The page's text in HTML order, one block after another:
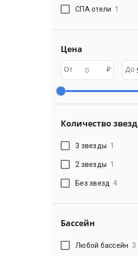
СПА отели 1
Цена
От ₽ До
Количество звезд
3 звезды 1
2 звезды 1
Без звезд 4
Бассейн
Любой бассейн 3